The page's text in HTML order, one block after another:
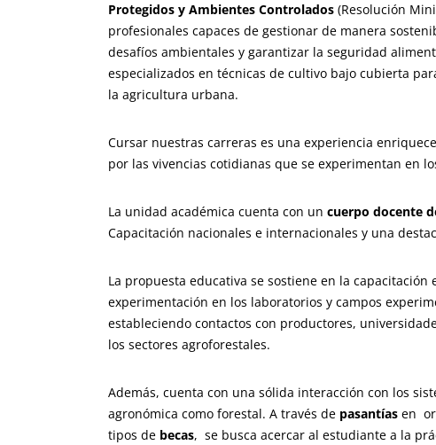
Protegidos y Ambientes Controlados (Resolución
profesionales capaces de gestionar de manera
desafíos ambientales y garantizar la seguridad
especializados en técnicas de cultivo bajo cubierta
la agricultura urbana.
Cursar nuestras carreras es una experiencia
por las vivencias cotidianas que se experimentan en
La unidad académica cuenta con un cuerpo docente
Capacitación nacionales e internacionales y una
La propuesta educativa se sostiene en la
experimentación en los laboratorios y campos
estableciendo contactos con productores,
los sectores agroforestales.
Además, cuenta con una sólida interacción con los
agronómica como forestal. A través de pasantías en
tipos de becas, se busca acercar al estudiante a la